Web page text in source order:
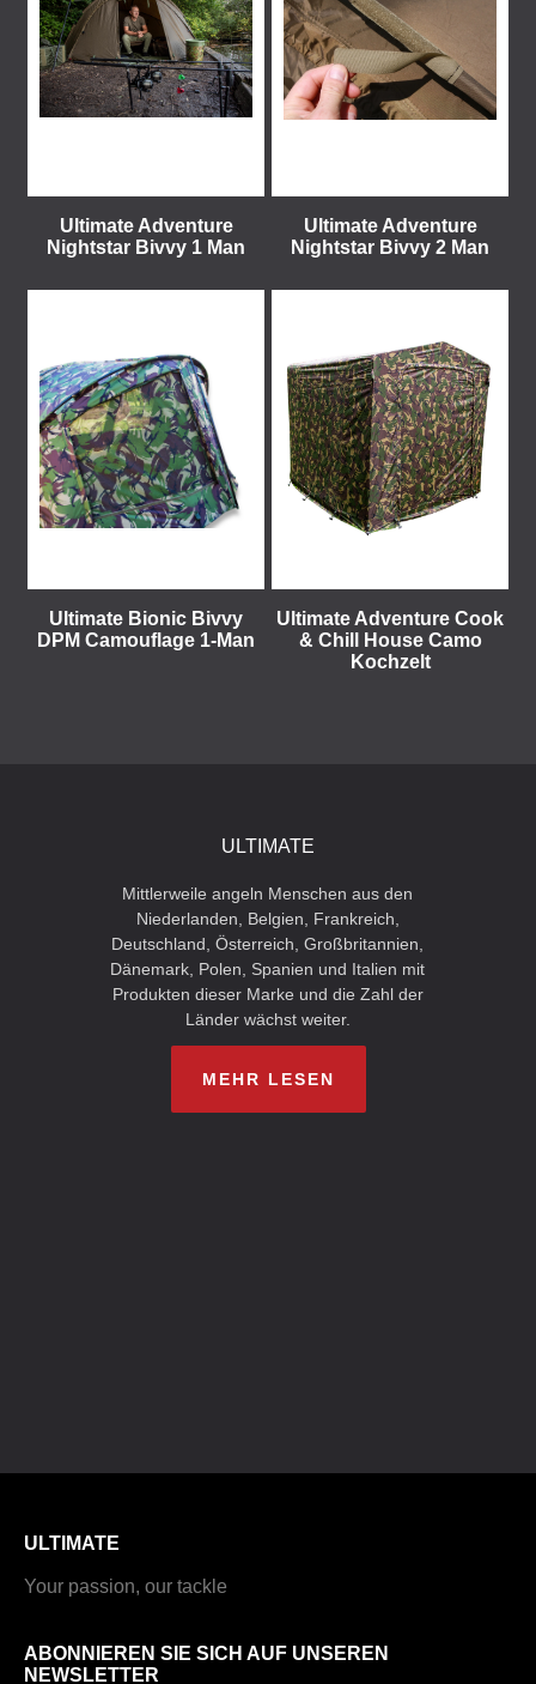
Ultimate Adventure
Nightstar Bivvy 1 Man
Ultimate Adventure
Nightstar Bivvy 2 Man
Ultimate Bionic Bivvy
DPM Camouflage 1-Man
Ultimate Adventure Cook
& Chill House Camo
Kochzelt
ULTIMATE
Mittlerweile angeln Menschen aus den
Niederlanden, Belgien, Frankreich,
Deutschland, Österreich, Großbritannien,
Dänemark, Polen, Spanien und Italien mit
Produkten dieser Marke und die Zahl der
Länder wächst weiter.
MEHR LESEN
ULTIMATE
Your passion, our tackle
ABONNIEREN SIE SICH AUF UNSEREN
NEWSLETTER